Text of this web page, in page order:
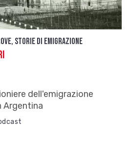
storie di emigrazione
dell'emigrazione
Argentina